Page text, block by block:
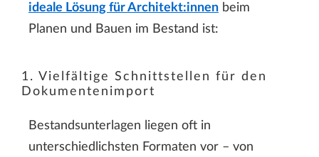
ideale Lösung für Architekt:innen beim
Planen und Bauen im Bestand ist:
1. Vielfältige Schnittstellen für den
Dokumentenimport
Bestandsunterlagen liegen oft in
unterschiedlichsten Formaten vor – von